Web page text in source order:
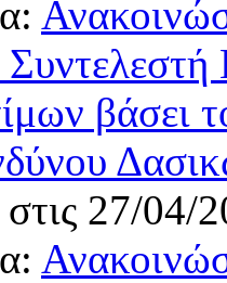
βάσει
27/04/